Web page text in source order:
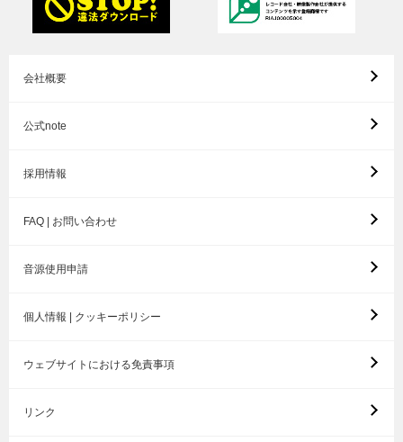
会社概要
公式note
採用情報
FAQ | お問い合わせ
音源使用申請
個人情報 | クッキーポリシー
ウェブサイトにおける免責事項
リンク